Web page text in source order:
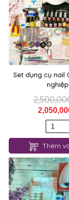
Set dụng cụ nail
nghiệp
Thêm